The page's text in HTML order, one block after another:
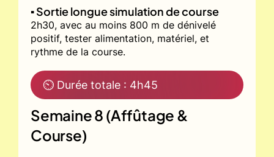
▪️ Sortie longue simulation de course
2h30, avec au moins 800 m de dénivelé
positif, tester alimentation, matériel, et
rythme de la course.
⏲ Durée totale : 4h45
Semaine 8 (Affûtage &
Course)